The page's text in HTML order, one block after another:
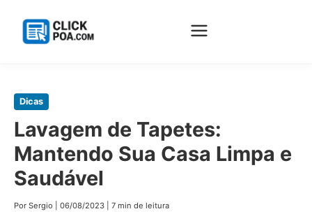
Pular
conteúdo
principal
Dicas
Lavagem de Tapetes:
Mantendo Sua Casa Limpa e
Saudável
Por Sergio 06/08/2023 7 min de leitura